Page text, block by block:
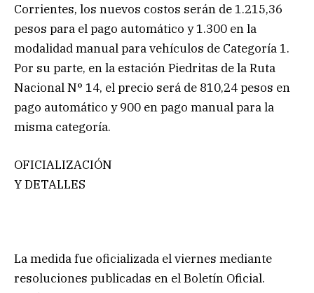
Corrientes, los nuevos costos serán de 1.215,36
pesos para el pago automático y 1.300 en la
modalidad manual para vehículos de Categoría 1.
Por su parte, en la estación Piedritas de la Ruta
Nacional N° 14, el precio será de 810,24 pesos en
pago automático y 900 en pago manual para la
misma categoría.
OFICIALIZACIÓN
Y DETALLES
La medida fue oficializada el viernes mediante
resoluciones publicadas en el Boletín Oficial.